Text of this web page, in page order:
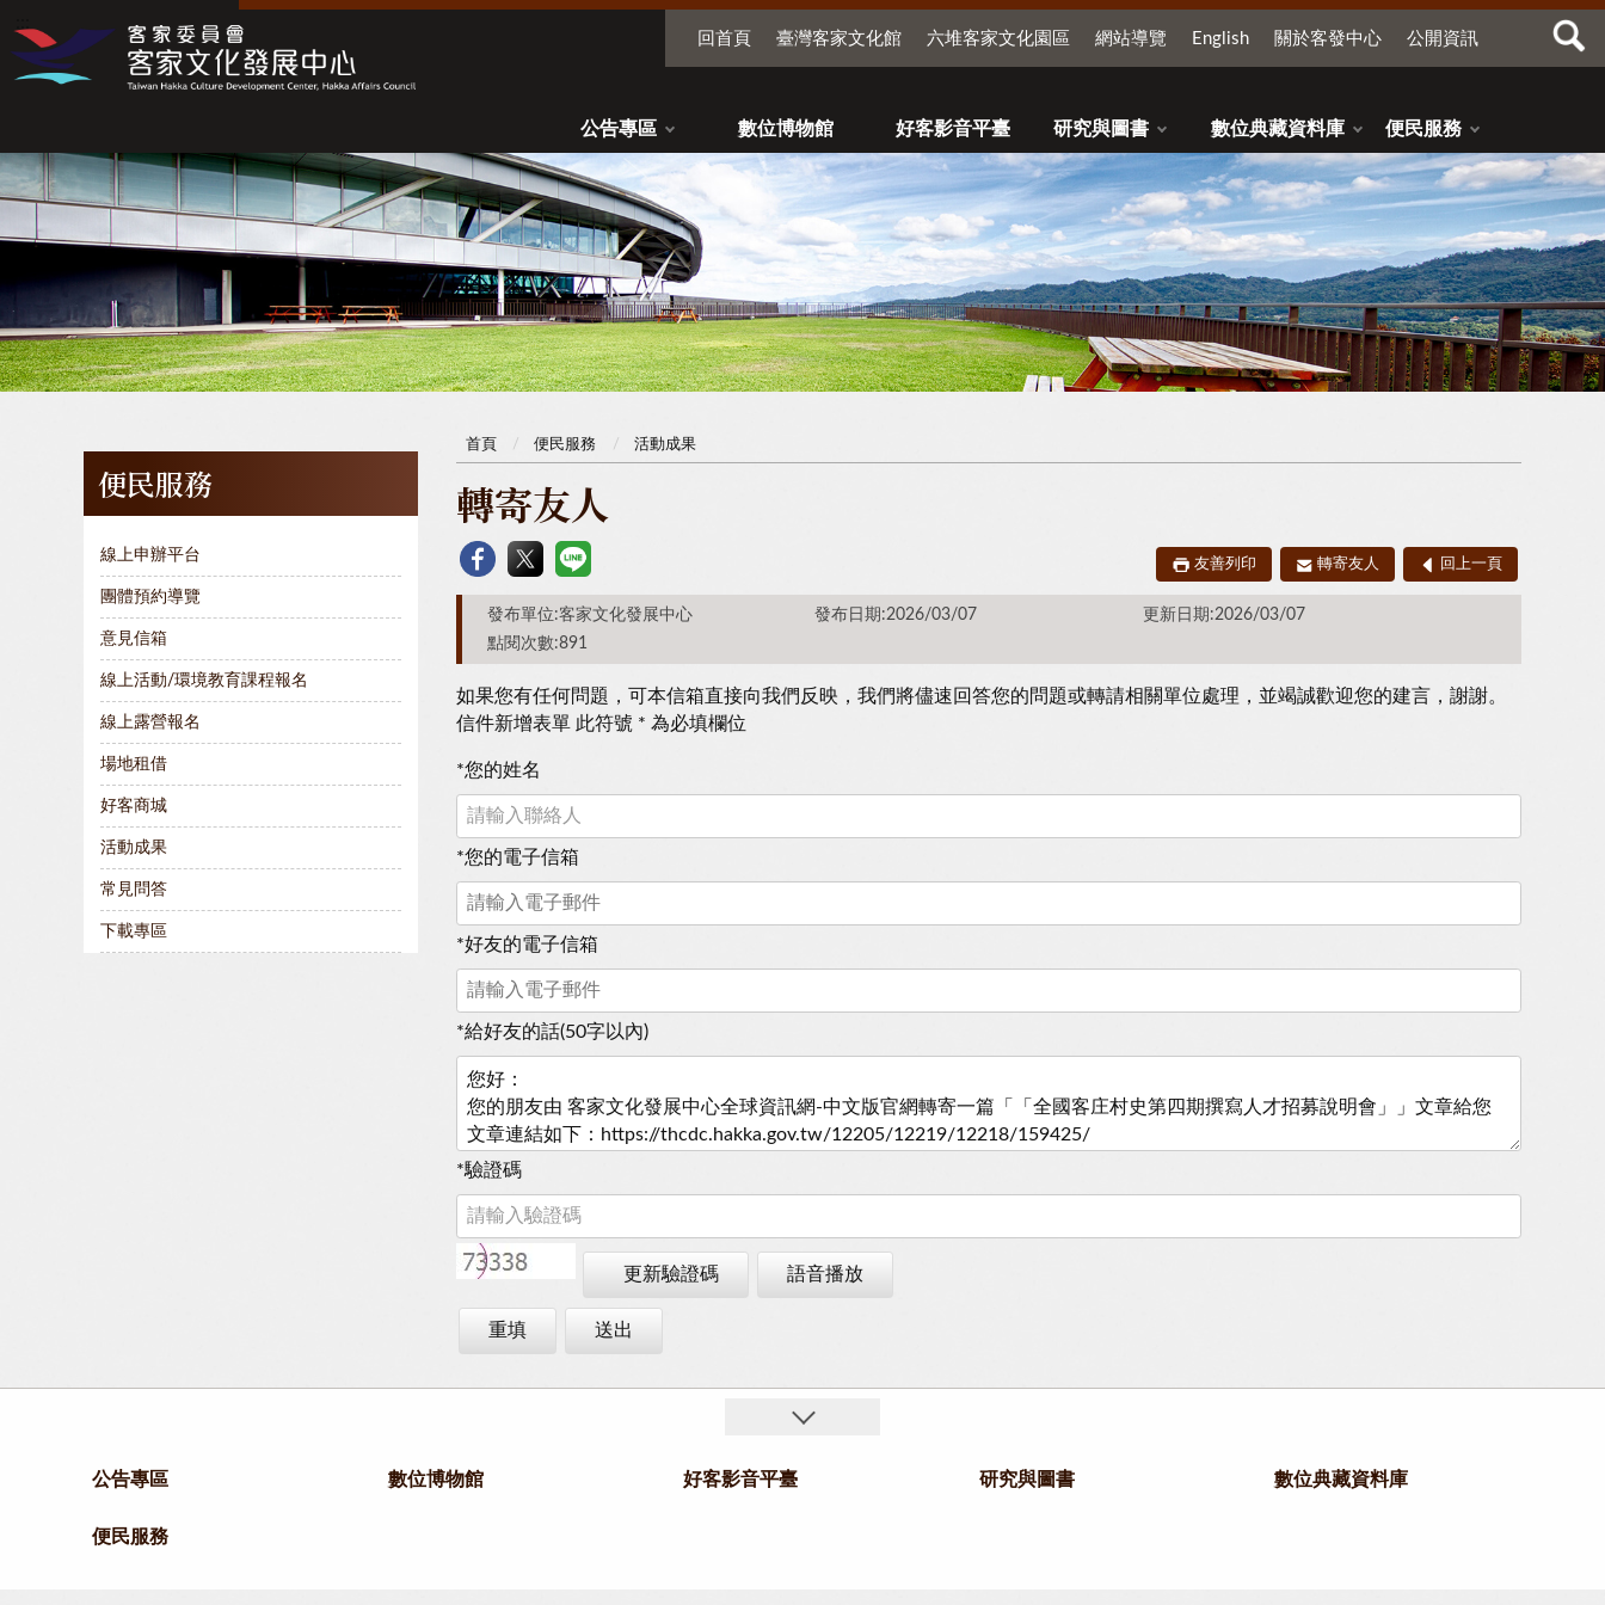
回首頁 臺灣客家文化館 六堆客家文化園區 網站導覽 English 關於客發中心 公開資訊
公告專區 數位博物館 好客影音平臺 研究與圖書 數位典藏資料庫 便民服務
便民服務
線上申辦平台
團體預約導覽
意見信箱
線上活動/環境教育課程報名
線上露營報名
場地租借
好客商城
活動成果
常見問答
下載專區
首頁 便民服務 活動成果
轉寄友人
友善列印 轉寄友人 回上一頁
發布單位:客家文化發展中心 發布日期:2026/03/07
更新日期:2026/03/07
點閱次數:891
如果您有任何問題，可本信箱直接向我們反映，我們將儘速回答您的問題或轉請相關單位處理，並竭誠歡迎您的建言，謝謝。
信件新增表單 此符號 * 為必填欄位
*您的姓名
*您的電子信箱
*好友的電子信箱
*給好友的話(50字以內)
*驗證碼
更新驗證碼 語音播放
重填 送出
公告專區 數位博物館 好客影音平臺 研究與圖書 數位典藏資料庫
便民服務